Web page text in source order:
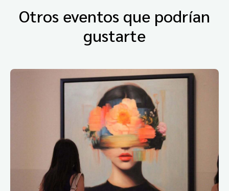
Otros eventos que podrían
gustarte